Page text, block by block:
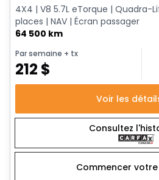
4X4 | V8 5.7L eTorque | Quadra-
places | NAV | Écran passager
64 500 km
Par semaine + tx
212 $
Voir les
Consultez
Commencer